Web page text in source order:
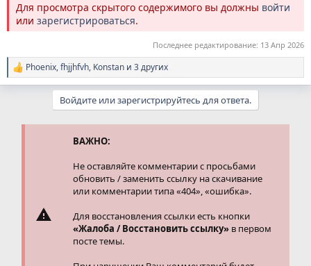
Для просмотра скрытого содержимого вы должны войти
или зарегистрироваться.
Последнее редактирование: 13 Апр 2026
Р
е
Phoenix,fhjjhfvh, Konstan и 3 других
Войдите или зарегистрируйтесь для ответа.
ВАЖНО:
Не оставляйте комментарии с просьбами
обновить / заменить ссылку на скачивание
или комментарии типа «404», «ошибка».
Для восстановления ссылки есть кнопки
«Жалоба / Восстановить ссылку» в первом
посте темы.